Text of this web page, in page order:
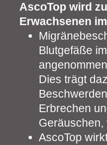
AscoTop wird
Erwachsenen
Blutgefäße
Dies trägt
Erbrechen
AscoTop